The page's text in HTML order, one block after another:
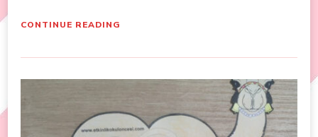
CONTINUE READING